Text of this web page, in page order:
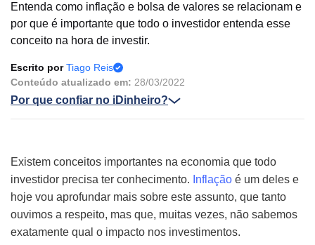
Entenda como inflação e bolsa de valores se relacionam e
por que é importante que todo o investidor entenda esse
conceito na hora de investir.
Escrito porTiago Reis
Conteúdo atualizado em: 28/03/2022
Por que confiar no iDinheiro?
Existem conceitos importantes na economia que todo
investidor precisa ter conhecimento. Inflação é um deles e
hoje vou aprofundar mais sobre este assunto, que tanto
ouvimos a respeito, mas que, muitas vezes, não sabemos
exatamente qual o impacto nos investimentos.